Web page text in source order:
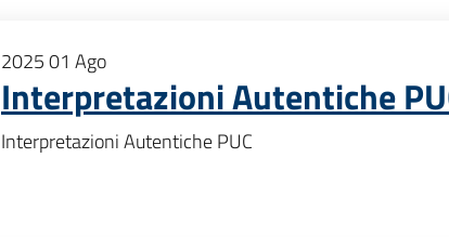
202501 Ago
Interpretazioni Autentiche
Interpretazioni Autentiche PUC